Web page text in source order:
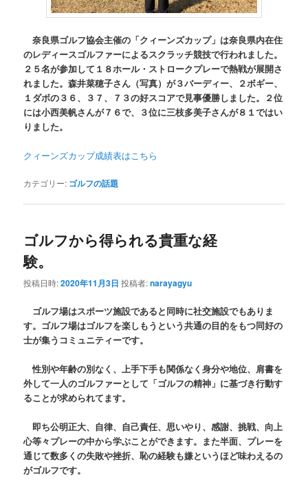
奈良県ゴルフ協会主催の「クィーンズカップ」は奈良県内在住
のレディースゴルファーによるスクラッチ競技で行われました。
２５名が参加して１８ホール・ストロークプレーで熱戦が展開さ
れました。森井菜穂子さん（写真）が３バーディー、２ボギー、
１ダボの３６、３７、７３の好スコアで見事優勝しました。２位
には小西美帆さんが７６で、３位に三枝多美子さんが８１ではい
りました。
クィーンズカップ成績表はこちら
カテゴリー: ゴルフの話題
ゴルフから得られる貴重な経
験。
投稿日時:2020年11月3日 投稿者:narayagyu
ゴルフ場はスポーツ施設であると同時に社交施設でもありま
す。ゴルフ場はゴルフを楽しもうという共通の目的をもつ同好の
士が集うコミュニティーです。
性別や年齢の別なく、上手下手も関係なく身分や地位、肩書を
外して一人のゴルファーとして「ゴルフの精神」に基づき行動す
ることが求められてます。
即ち公明正大、自律、自己責任、思いやり、感謝、挑戦、向上
心等々プレーの中から学ぶことができます。また半面、プレーを
通じて数多くの失敗や挫折、恥の経験も嫌というほど味わえるの
がゴルフです。